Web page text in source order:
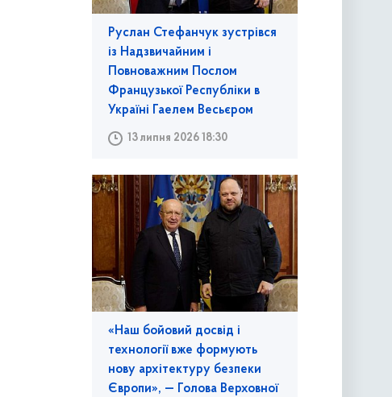
Руслан Стефанчук зустрівся
із Надзвичайним і
Повноважним Послом
Французької Республіки в
Україні Гаелем Весьєром
13 липня 2026 18:30
«Наш бойовий досвід і
технології вже формують
нову архітектуру безпеки
Європи», — Голова Верховної